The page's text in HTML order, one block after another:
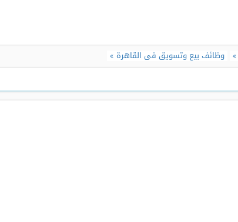
وظائف بيع وتسويق فى القاهرة